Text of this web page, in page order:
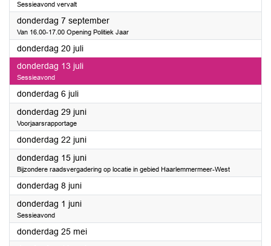
Sessieavond vervalt
donderdag 7 september2023
Van 16.00-17.00 Opening Politiek Jaar
donderdag 20 juli2023
donderdag 13 juli2023
Sessieavond
donderdag 6 juli2023
donderdag 29 juni2023
Voorjaarsrapportage
donderdag 22 juni2023
donderdag 15 juni2023
Bijzondere raadsvergadering op locatie in gebied Haarlemmermeer-West
donderdag 8 juni2023
donderdag 1 juni2023
Sessieavond
donderdag 25 mei2023